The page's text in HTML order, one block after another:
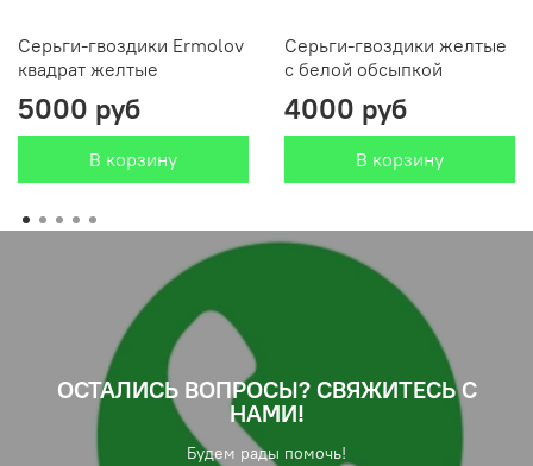
Серьги-гвоздики Ermolov
квадрат желтые
5000 руб
В корзину
Серьги-гвоздики желтые
с белой обсыпкой
4000 руб
В корзину
ОСТАЛИСЬ ВОПРОСЫ? СВЯЖИТЕСЬ С
НАМИ!
Будем рады помочь!